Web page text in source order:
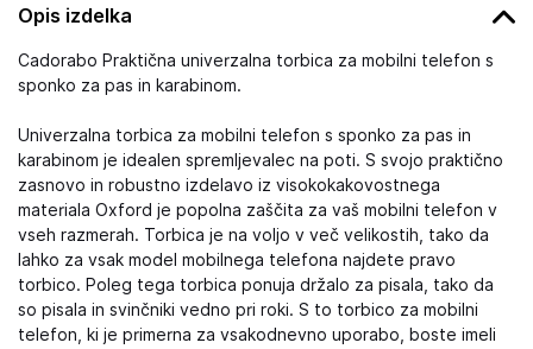
Opis izdelka
Cadorabo Praktična univerzalna torbica za mobilni telefon s
sponko za pas in karabinom.
Univerzalna torbica za mobilni telefon s sponko za pas in
karabinom je idealen spremljevalec na poti. S svojo praktično
zasnovo in robustno izdelavo iz visokokakovostnega
materiala Oxford je popolna zaščita za vaš mobilni telefon v
vseh razmerah. Torbica je na voljo v več velikostih, tako da
lahko za vsak model mobilnega telefona najdete pravo
torbico. Poleg tega torbica ponuja držalo za pisala, tako da
so pisala in svinčniki vedno pri roki. S to torbico za mobilni
telefon, ki je primerna za vsakodnevno uporabo, boste imeli